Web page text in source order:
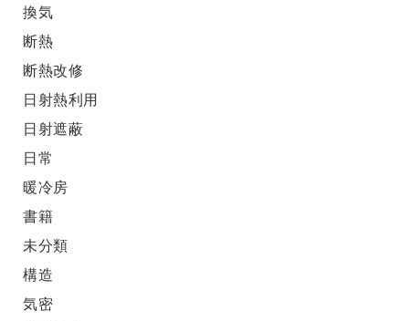
換気
断熱
断熱改修
日射熱利用
日射遮蔽
日常
暖冷房
書籍
未分類
構造
気密